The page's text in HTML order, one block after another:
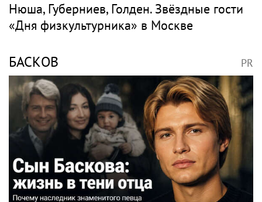
Нюша, Губерниев, Голден. Звёздные гости
«Дня физкультурника» в Москве
БАСКОВ PR